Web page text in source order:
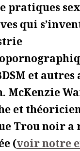
pratiques
qui
et
McKenzie
et
Trou noir a
(voir notre